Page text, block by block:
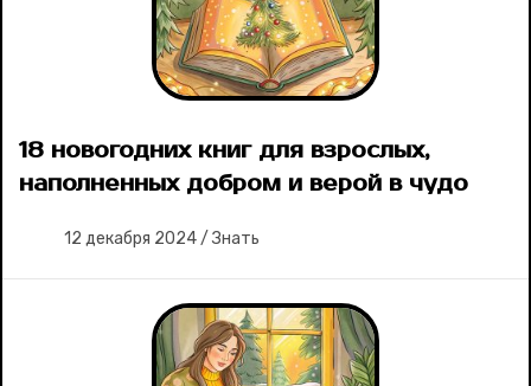
18 новогодних книг для взрослых,
наполненных добром и верой в чудо
12 декабря 2024/ Знать